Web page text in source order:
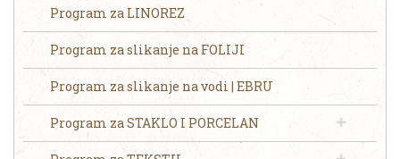
Program za LINOREZ
Program za slikanje na FOLIJI
Program za slikanje na vodi | EBRU
Program za STAKLO I PORCELAN